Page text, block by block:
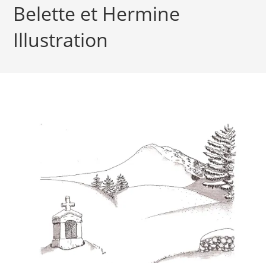
Belette et Hermine
Illustration